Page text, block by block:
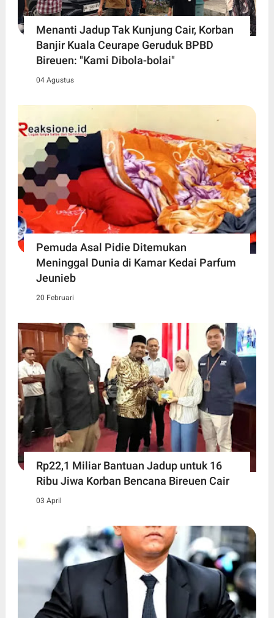
Menanti Jadup Tak Kunjung Cair, Korban
Banjir Kuala Ceurape Geruduk BPBD
Bireuen: "Kami Dibola-bolai"
04 Agustus
Pemuda Asal Pidie Ditemukan
Meninggal Dunia di Kamar Kedai Parfum
Jeunieb
20 Februari
Rp22,1 Miliar Bantuan Jadup untuk 16
Ribu Jiwa Korban Bencana Bireuen Cair
03 April